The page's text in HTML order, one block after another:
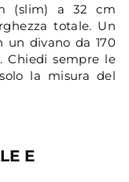
(slim) a 32 cm
totale. Un
un divano da 170
Chiedi sempre le
la misura del
E